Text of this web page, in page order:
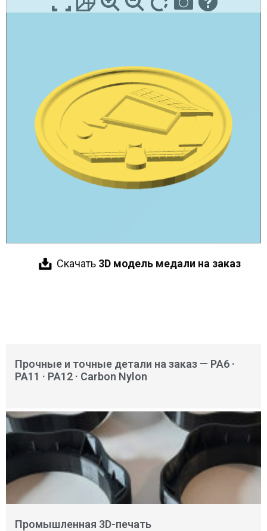
Скачать 3D модель медали на заказ
Прочные и точные детали на заказ — PA6 ·
PA11 · PA12 · Carbon Nylon
Промышленная 3D-печать